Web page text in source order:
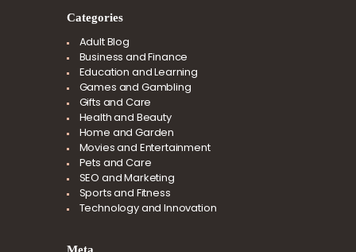
Categories
Adult Blog
Business and Finance
Education and Learning
Games and Gambling
Gifts and Care
Health and Beauty
Home and Garden
Movies and Entertainment
Pets and Care
SEO and Marketing
Sports and Fitness
Technology and Innovation